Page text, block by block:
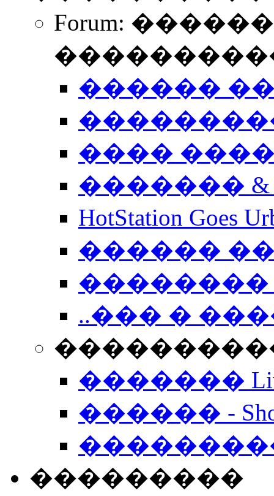
Forum:
������
����
�������
HotStation
������
��������
..��� �
����������
�������
������ -
���������